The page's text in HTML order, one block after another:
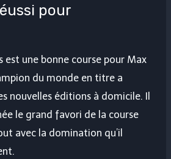
pour
est une bonne course pour Max
du monde en titre a
nouvelles éditions à domicile. Il
le grand favori de la course
avec la domination qu’il